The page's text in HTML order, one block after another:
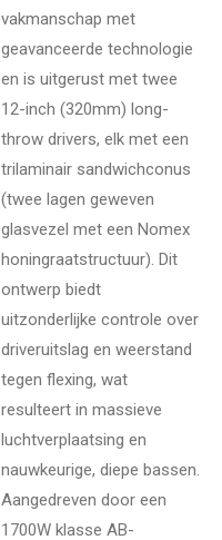
vakmanschap met
geavanceerde technologie
en is uitgerust met twee
12-inch (320mm) long-
throw drivers, elk met een
trilaminair sandwichconus
(twee lagen geweven
glasvezel met een Nomex
honingraatstructuur). Dit
ontwerp biedt
uitzonderlijke controle over
driveruitslag en weerstand
tegen flexing, wat
resulteert in massieve
luchtverplaatsing en
nauwkeurige, diepe bassen.
Aangedreven door een
1700W klasse AB-